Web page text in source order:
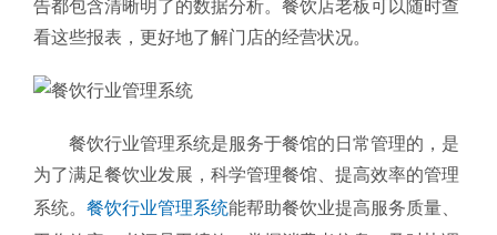
告都包含清晰明了的数据分析。餐饮店老板可以随时查
看这些报表，更好地了解门店的经营状况。
餐饮行业管理系统是服务于餐馆的日常管理的，是
为了满足餐饮业发展，科学管理餐馆、提高效率的管理
系统。 餐饮行业管理系统能帮助餐饮业提高服务质量、